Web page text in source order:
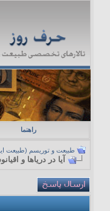
راهنما
طبیعت و توریسم (طبیعت
آیا در دریاها و